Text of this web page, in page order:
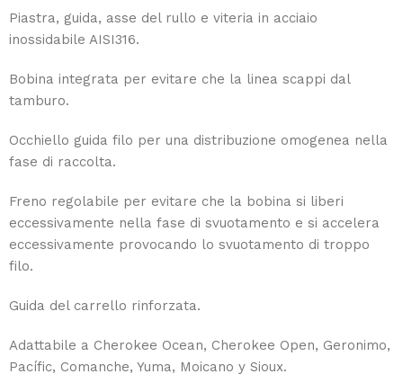
Piastra, guida, asse del rullo e viteria in acciaio
inossidabile AISI316.
Bobina integrata per evitare che la linea scappi dal
tamburo.
Occhiello guida filo per una distribuzione omogenea nella
fase di raccolta.
Freno regolabile per evitare che la bobina si liberi
eccessivamente nella fase di svuotamento e si accelera
eccessivamente provocando lo svuotamento di troppo
filo.
Guida del carrello rinforzata.
Adattabile a Cherokee Ocean, Cherokee Open, Geronimo,
Pacífic, Comanche, Yuma, Moicano y Sioux.